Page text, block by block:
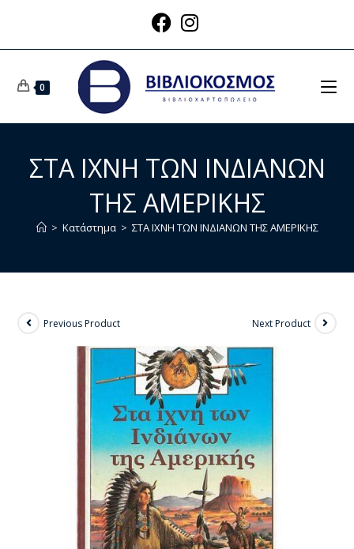
0
ΣΤΑ ΙΧΝΗ ΤΩΝ ΙΝΔΙΑΝΩΝ
ΤΗΣ ΑΜΕΡΙΚΗΣ
> Κατάστημα > ΣΤΑ ΙΧΝΗ ΤΩΝ ΙΝΔΙΑΝΩΝ ΤΗΣ ΑΜΕΡΙΚΗΣ
Previous Product Next Product